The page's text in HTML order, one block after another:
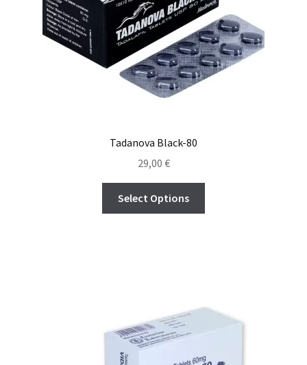
Tadanova Black-80
29,00 €
Select Options